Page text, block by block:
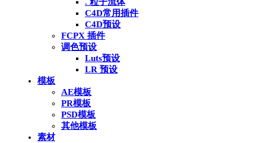
C4D常用插件
C4D预设
FCPX 插件
调色预设
Luts预设
LR 预设
模板
AE模板
PR模板
PSD模板
其他模板
素材